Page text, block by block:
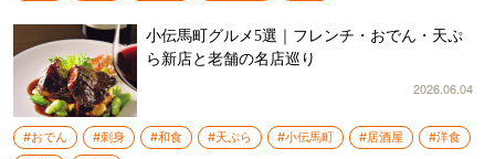
小伝馬町グルメ5選｜フレンチ・おでん・天ぷ
ら新店と老舗の名店巡り
2026.06.04
#おでん #刺身 #和食 #天ぷら #小伝馬町 #居酒屋
#洋食